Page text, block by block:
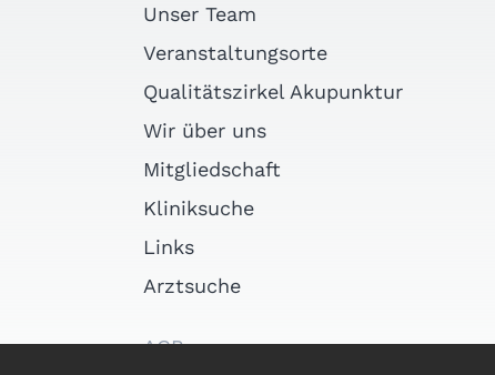
Unser Team
Veranstaltungsorte
Qualitätszirkel Akupunktur
Wir über uns
Mitgliedschaft
Kliniksuche
Links
Arztsuche
AGB